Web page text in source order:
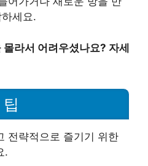
세요.
라서 어려우셨나요? 자세
전략적으로 즐기기 위한
.